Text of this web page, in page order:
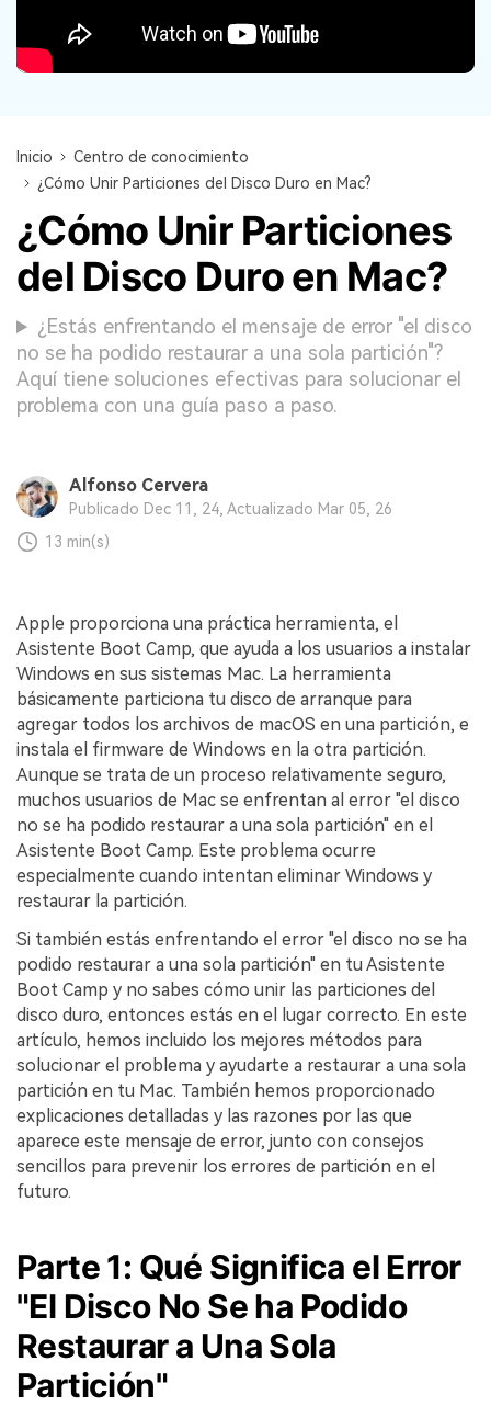
Otros Productos
Repairit - Reparar Datos
Inicio
Centro de conocimiento
¿Cómo Unir Particiones del Disco Duro en Mac?
¿Cómo Unir Particiones
del Disco Duro en Mac?
¿Estás enfrentando el mensaje de error "el disco
no se ha podido restaurar a una sola partición"?
Aquí tiene soluciones efectivas para solucionar el
problema con una guía paso a paso.
Alfonso Cervera
Publicado Dec 11, 24, Actualizado Mar 05, 26
13 min(s)
Apple proporciona una práctica herramienta, el
Asistente Boot Camp, que ayuda a los usuarios a instalar
Windows en sus sistemas Mac.󠀲󠀡󠀩󠀣󠀡󠀢󠀩󠀤󠀢󠀳󠀰 La herramienta
básicamente particiona tu disco de arranque para
agregar todos los archivos de macOS en una partición, e
instala el firmware de Windows en la otra partición.󠀲󠀡󠀩󠀣󠀡󠀢󠀩󠀤󠀣󠀳
Aunque se trata de un proceso relativamente seguro,
muchos usuarios de Mac se enfrentan al error "el disco
no se ha podido restaurar a una sola partición" en el
Asistente Boot Camp.󠀲󠀡󠀩󠀣󠀡󠀢󠀩󠀤󠀤󠀳󠀰 Este problema ocurre
especialmente cuando intentan eliminar Windows y
restaurar la partición.󠀲󠀡󠀩󠀣󠀡󠀢󠀩󠀤󠀥󠀳
Si también estás enfrentando el error "el disco no se ha
podido restaurar a una sola partición" en tu Asistente
Boot Camp y no sabes cómo unir las particiones del
disco duro, entonces estás en el lugar correcto.󠀲󠀡󠀩󠀣󠀡󠀢󠀩󠀤󠀦󠀳󠀰 En este
artículo, hemos incluido los mejores métodos para
solucionar el problema y ayudarte a restaurar a una sola
partición en tu Mac.󠀲󠀡󠀩󠀣󠀡󠀢󠀩󠀤󠀧󠀳󠀰 También hemos proporcionado
explicaciones detalladas y las razones por las que
aparece este mensaje de error, junto con consejos
sencillos para prevenir los errores de partición en el
futuro.󠀲󠀡󠀩󠀣󠀡󠀢󠀩󠀤󠀨󠀳
Parte 1: Qué Significa el Error
"El Disco No Se ha Podido
Restaurar a Una Sola
Partición"󠀲󠀡󠀩󠀣󠀡󠀢󠀩󠀥󠀡󠀳